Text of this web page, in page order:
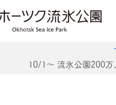
10/1～ 流氷公園200万